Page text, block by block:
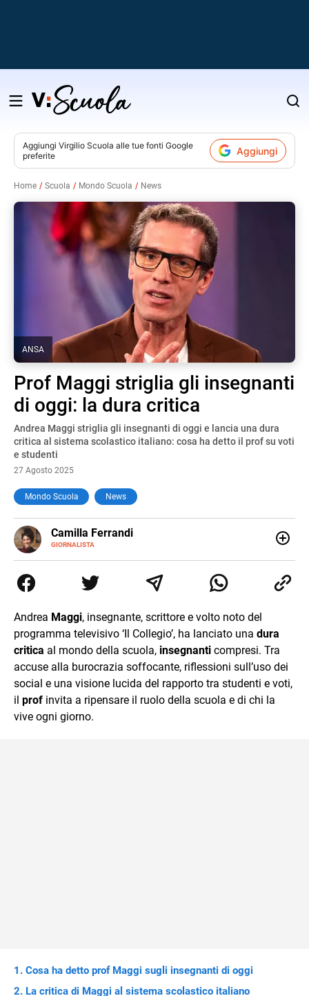
Salta
contenuto
Aggiungi Virgilio Scuola alle tue fonti Google
preferite
Aggiungi
Home Scuola Mondo Scuola News
ANSA
Prof Maggi striglia gli insegnanti
di oggi: la dura critica
Andrea Maggi striglia gli insegnanti di oggi e lancia una dura
critica al sistema scolastico italiano: cosa ha detto il prof su voti
e studenti
27 Agosto 2025
Mondo Scuola News
Camilla Ferrandi
GIORNALISTA
E-
MAIL
LINKEDIN
di trasformare la passione per la scrittura in un lavoro, e
da lì non mi sono più fermata. L’attualità è il mio pane
mente.
Andrea Maggi, insegnante, scrittore e volto noto del
programma televisivo ‘Il Collegio’, ha lanciato una dura
critica al mondo della scuola, insegnanti compresi. Tra
accuse alla burocrazia soffocante, riflessioni sull’uso dei
social e una visione lucida del rapporto tra studenti e voti,
il prof invita a ripensare il ruolo della scuola e di chi la
vive ogni giorno.
Cosa ha detto prof Maggi sugli insegnanti di oggi
La critica di Maggi al sistema scolastico italiano